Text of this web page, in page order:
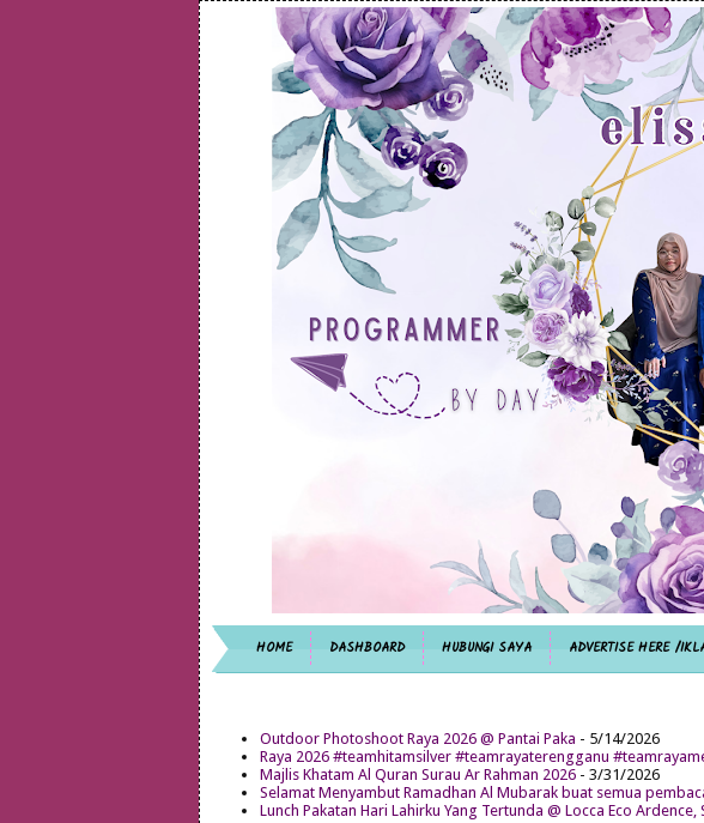
HOME DASHBOARD HUBUNGI SAYA ADVERTISE HERE /
Outdoor Photoshoot Raya 2026 @ Pantai Paka - 5/14/2026
Raya 2026 #teamhitamsilver #teamrayaterengganu
Majlis Khatam Al Quran Surau Ar Rahman 2026 - 3/31/2026
Selamat Menyambut Ramadhan Al Mubarak buat semua
Lunch Pakatan Hari Lahirku Yang Tertunda @ Locca Eco Ardence,